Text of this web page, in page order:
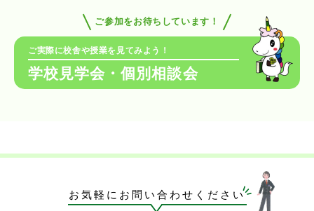
ご参加をお待ちしています！
ご実際に校舎や授業を見てみよう！
学校見学会・個別相談会
お気軽にお問い合わせください